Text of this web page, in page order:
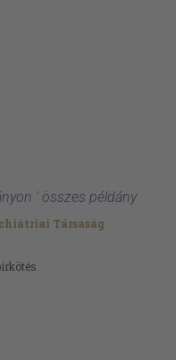
' összes példány
Társaság